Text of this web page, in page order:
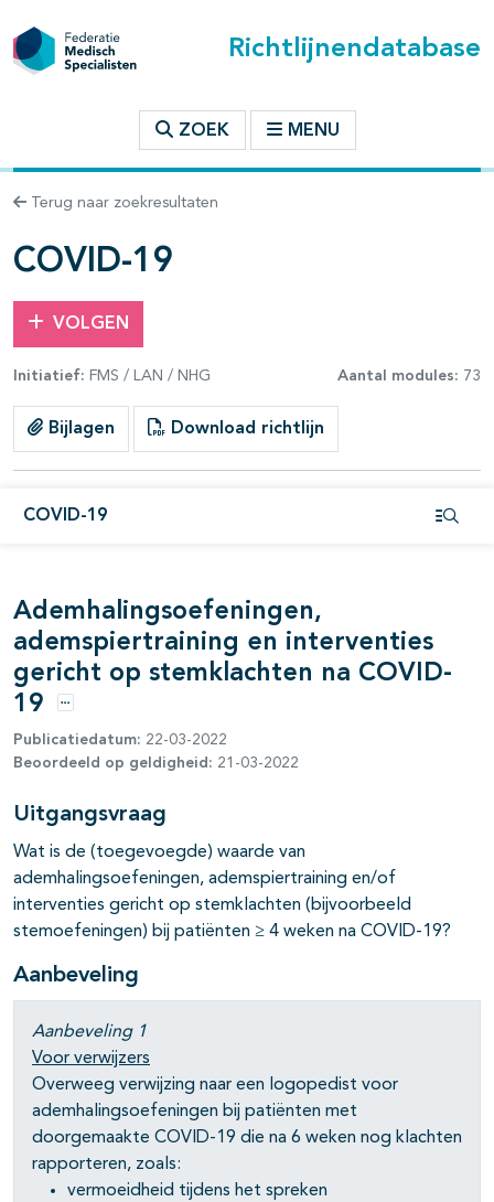
Richtlijnendatabase
ZOEK MENU
Terug naar zoekresultaten
COVID-19
VOLGEN
Initiatief: FMS / LAN / NHG Aantal modules: 73
Bijlagen Download richtlijn
COVID-19
binnen deze richtlijn
open- en dichtklappen
open- en dichtklappen
open- en dichtklappen
open- en dichtklappen
open- en dichtklappen
open- en dichtklappen
open- en dichtklappen
open- en dichtklappen
Ademhalingsoefeningen,
ademspiertraining en interventies
gericht op stemklachten na COVID-
19
Opties
Publicatiedatum: 22-03-2022
Beoordeeld op geldigheid: 21-03-2022
Uitgangsvraag
Wat is de (toegevoegde) waarde van
ademhalingsoefeningen, ademspiertraining en/of
interventies gericht op stemklachten (bijvoorbeeld
stemoefeningen) bij patiënten ≥ 4 weken na COVID-19?
Aanbeveling
Aanbeveling 1
Voor verwijzers
Overweeg verwijzing naar een logopedist voor
ademhalingsoefeningen bij patiënten met
doorgemaakte COVID-19 die na 6 weken nog klachten
rapporteren, zoals:
vermoeidheid tijdens het spreken